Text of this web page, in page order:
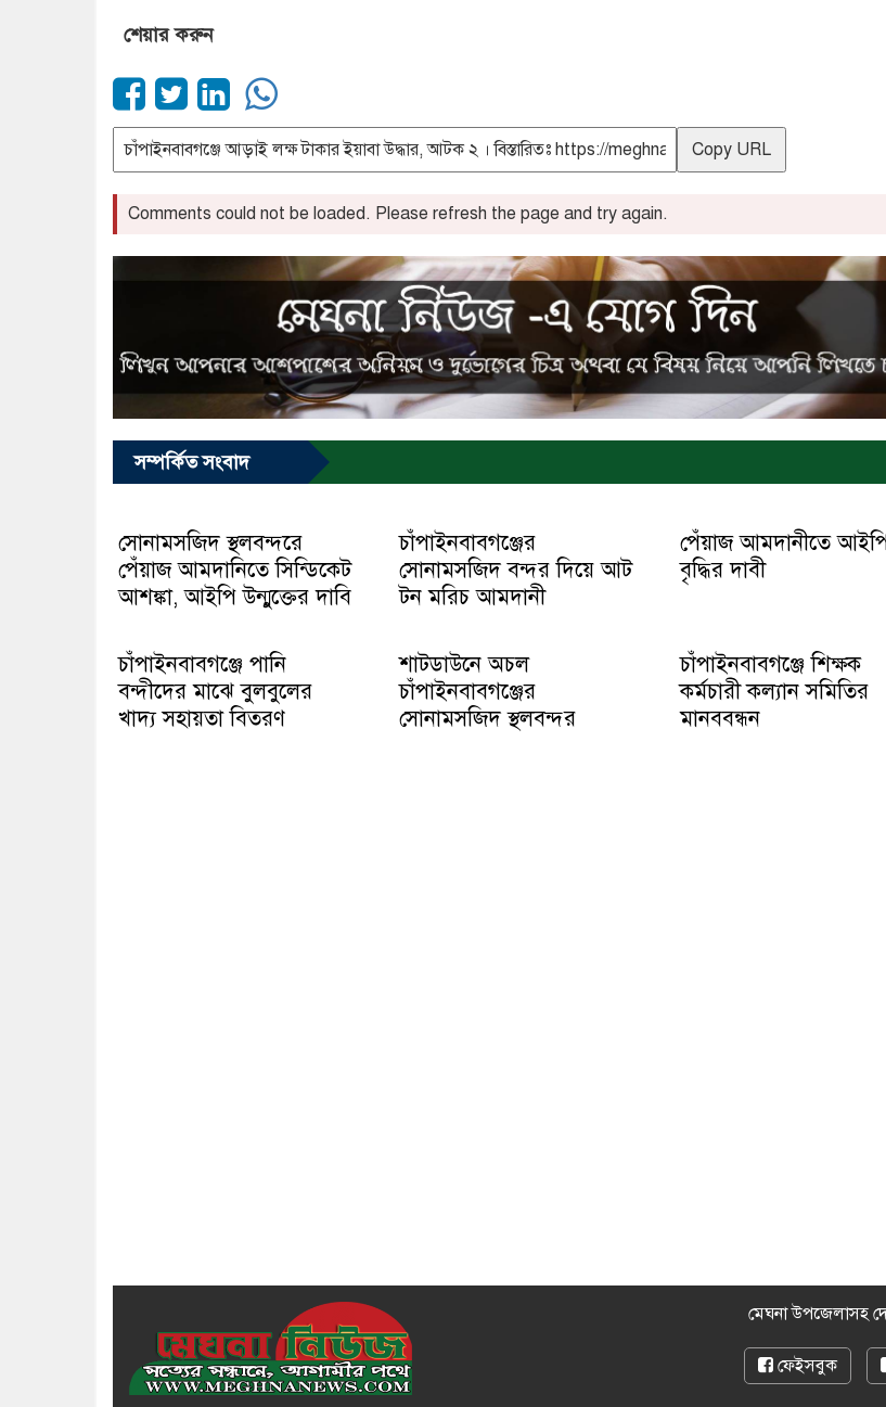
শেয়ার করুন
Copy URL
Comments could not be loaded. Please refresh the page and try again.
সম্পর্কিত সংবাদ
সোনামসজিদ স্থলবন্দরে
পেঁয়াজ আমদানিতে সিন্ডিকেট
আশঙ্কা, আইপি উন্মুক্তের দাবি
চাঁপাইনবাবগঞ্জের
সোনামসজিদ বন্দর দিয়ে আট
টন মরিচ আমদানী
পেঁয়াজ আমদানীতে
বৃদ্ধির দাবী
চাঁপাইনবাবগঞ্জে পানি
বন্দীদের মাঝে বুলবুলের
খাদ্য সহায়তা বিতরণ
শাটডাউনে অচল
চাঁপাইনবাবগঞ্জের
সোনামসজিদ স্থলবন্দর
চাঁপাইনবাবগঞ্জে শিক্ষক
কর্মচারী কল্যান সমিতির
মানববন্ধন
মেঘনা উপজেলাসহ
ফেইসবুক